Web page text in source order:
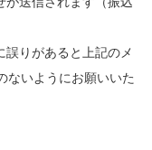
りがあると上記のメ
ないようにお願いいた